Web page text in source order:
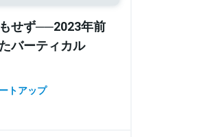
せず──2023年前
バーティカル
トアップ